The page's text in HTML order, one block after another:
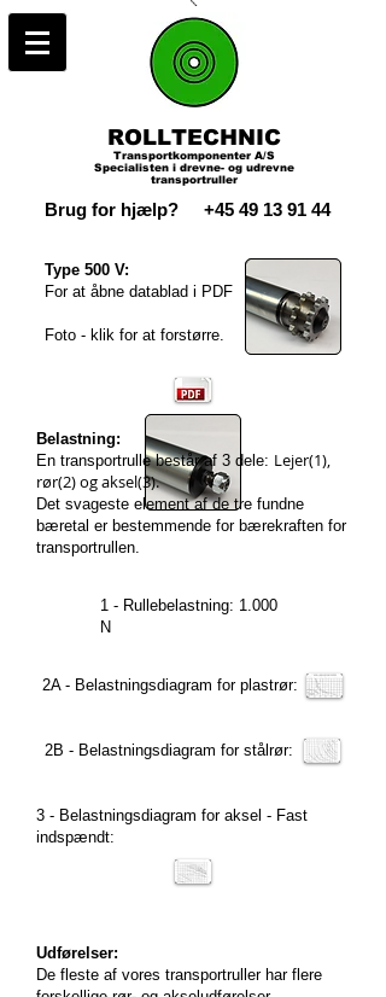
ROLLTECHNIC
Transportkomponenter A/S
Specialisten i drevne- og udrevne
transportruller
Brug for hjælp? +45 49 13 91 44
Type 500 V:
For at åbne datablad i PDF
Foto - klik for at forstørre.
Belastning:
En transportrulle består af 3 dele: Lejer(1),
rør(2) og aksel(3).
Det svageste element af de tre fundne
bæretal er bestemmende for bærekraften for
transportrullen.
1 - Rullebelastning: 1.000
N
2A - Belastningsdiagram for plastrør:
2B - Belastningsdiagram for stålrør:
3 - Belastningsdiagram for aksel - Fast
indspændt:
Udførelser:
De fleste af vores transportruller har flere